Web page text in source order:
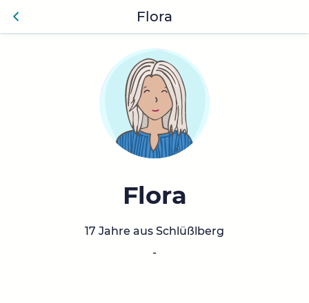
Zurü
Flora
Flora
17 Jahre aus Schlüßlberg
-